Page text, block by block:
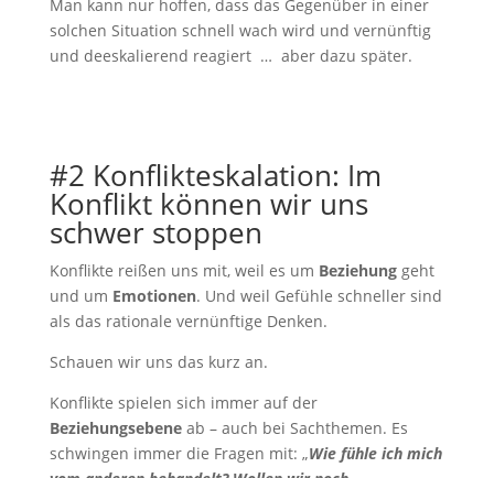
Man kann nur hoffen, dass das Gegenüber in einer
solchen Situation schnell wach wird und vernünftig
und deeskalierend reagiert … aber dazu später.
#2 Konflikteskalation: Im
Konflikt können wir uns
schwer stoppen
Konflikte reißen uns mit, weil es um Beziehunggeht
und um Emotionen. Und weil Gefühle schneller sind
als das rationale vernünftige Denken.
Schauen wir uns das kurz an.
Konflikte spielen sich immer auf der
Beziehungsebeneab – auch bei Sachthemen. Es
schwingen immer die Fragen mit: „Wie fühle ich mich